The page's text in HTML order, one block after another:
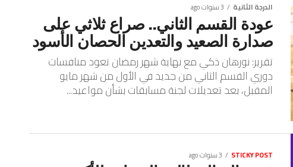
الدرجة الثانية 3 سنوات ago
عودة القسم الثاني.. صراع ثلاثي على
صدارة الصعيد والتعدين الحصان الأسود
تقرير: نورهان ذكي مع نهاية شهر رمضان تعود منافسات
دوري القسم الثاني من جديد في الأول من شهر مايو
المقبل، بعد تعديلات لجنة مسابقات بشأن مواعيد...
STICKY POST 3 سنوات ago